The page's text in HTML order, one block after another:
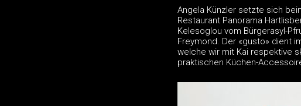
Angela Künzler setzte sich
Restaurant Panorama
Kelesoglou vom Bürgerasyl-
Freymond. Der «gusto» dient
welche wir mit Kai respektive
praktischen Küchen-